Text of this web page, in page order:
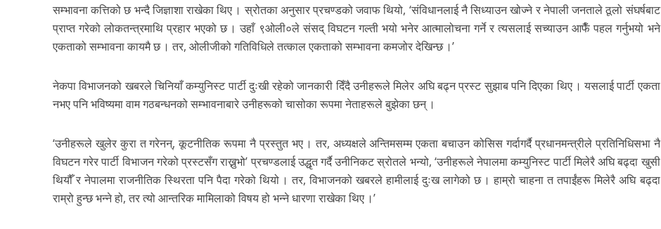
सम्भावना कत्तिको छ भन्दै जिज्ञाशा राखेका थिए । स्रोतका अनुसार प्रचण्डको जवाफ थियो, ‘संविधानलाई नै सिध्याउन खोज्ने र नेपाली जनताले ठूलो संघर्षबाट
प्राप्त गरेको लोकतन्त्रमाथि प्रहार भएको छ । उहाँ ९ओली०ले संसद् विघटन गल्ती भयो भनेर आत्मालोचना गर्ने र त्यसलाई सच्याउन आफैँ पहल गर्नुभयो भने
एकताको सम्भावना कायमै छ । तर, ओलीजीको गतिविधिले तत्काल एकताको सम्भावना कमजोर देखिन्छ ।’
नेकपा विभाजनको खबरले चिनियाँ कम्युनिस्ट पार्टी दुःखी रहेको जानकारी दिँदै उनीहरूले मिलेर अघि बढ्न प्रस्ट सुझाब पनि दिएका थिए । यसलाई पार्टी एकता
नभए पनि भविष्यमा वाम गठबन्धनको सम्भावनाबारे उनीहरूको चासोका रूपमा नेताहरूले बुझेका छन् ।
‘उनीहरूले खुलेर कुरा त गरेनन्, कूटनीतिक रूपमा नै प्रस्तुत भए । तर, अध्यक्षले अन्तिमसम्म एकता बचाउन कोसिस गर्दागर्दै प्रधानमन्त्रीले प्रतिनिधिसभा नै
विघटन गरेर पार्टी विभाजन गरेको प्रस्टसँग राख्नुभो’ प्रचण्डलाई उद्धृत गर्दै उनीनिकट स्रोतले भन्यो, ‘उनीहरूले नेपालमा कम्युनिस्ट पार्टी मिलेरै अघि बढ्दा खुसी
थियौँ र नेपालमा राजनीतिक स्थिरता पनि पैदा गरेको थियो । तर, विभाजनको खबरले हामीलाई दुःख लागेको छ । हाम्रो चाहना त तपाईंहरू मिलेरै अघि बढ्दा
राम्रो हुन्छ भन्ने हो, तर त्यो आन्तरिक मामिलाको विषय हो भन्ने धारणा राखेका थिए ।’